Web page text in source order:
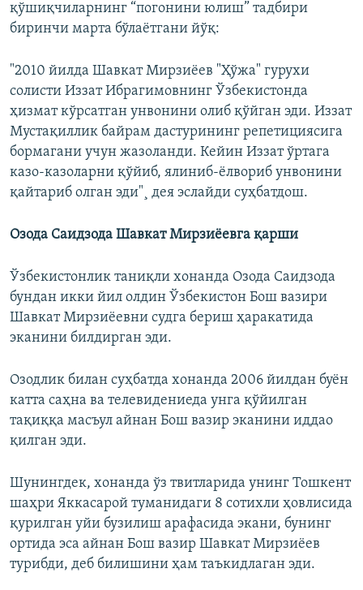
қўшиқчиларнинг “погонини юлиш” тадбири
биринчи марта бўлаëтгани йўқ:
"2010 йилда Шавкат Мирзиëев "Ҳўжа" гурухи
солисти Иззат Ибрагимовнинг Ўзбекистонда
ҳизмат кўрсатган унвонини олиб қўйган эди. Иззат
Мустақиллик байрам дастурининг репетициясига
бормагани учун жазоланди. Кейин Иззат ўртага
казо-казоларни қўйиб, ялиниб-ëлвориб унвонини
қайтариб олган эди"¸ дея эслайди суҳбатдош.
Озода Саидзода Шавкат Мирзиëевга қарши
Ўзбекистонлик таниқли хонанда Озода Саидзода
бундан икки йил олдин Ўзбекистон Бош вазири
Шавкат Мирзиёевни судга бериш ҳаракатида
эканини билдирган эди.
Озодлик билан суҳбатда хонанда 2006 йилдан буён
катта саҳна ва телевидениеда унга қўйилган
тақиққа масъул айнан Бош вазир эканини иддао
қилган эди.
Шунингдек, хонанда ўз твитларида унинг Тошкент
шаҳри Яккасарой туманидаги 8 сотихли ҳовлисида
қурилган уйи бузилиш арафасида экани, бунинг
ортида эса айнан Бош вазир Шавкат Мирзиёев
турибди, деб билишини ҳам таъкидлаган эди.